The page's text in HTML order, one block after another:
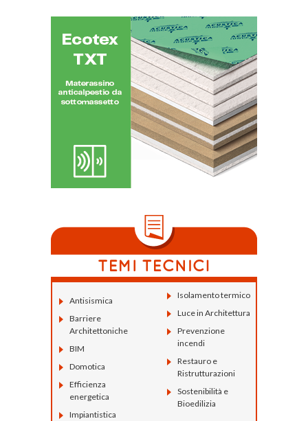
Antisismica
Barriere
Architettoniche
BIM
Domotica
Efficienza
energetica
Impiantistica
Isolamento termico
Luce in Architettura
Prevenzione
incendi
Restauro e
Ristrutturazioni
Sostenibilità e
Bioedilizia